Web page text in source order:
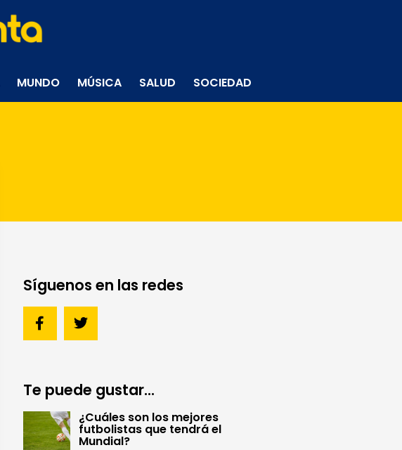
MUNDO MÚSICA SALUD SOCIEDAD
Síguenos en las redes
Te puede gustar...
¿Cuáles son los mejores
futbolistas que tendrá el
Mundial?